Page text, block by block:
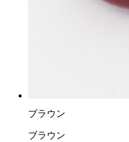
ブラウン
ブラウン